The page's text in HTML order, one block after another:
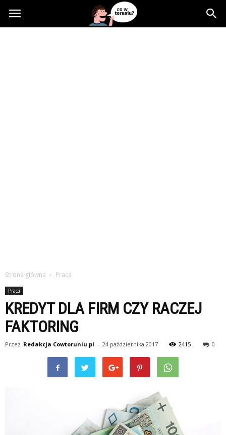
Cowtoruniu.pl
Strona główna Praca
Praca
KREDYT DLA FIRM CZY RACZEJ
FAKTORING
Przez Redakcja Cowtoruniu.pl - 24 października 2017 2415 0